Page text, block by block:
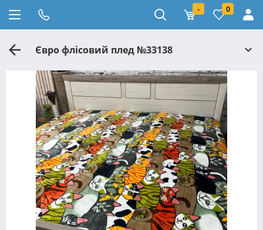
- 0
Євро флісовий плед №33138